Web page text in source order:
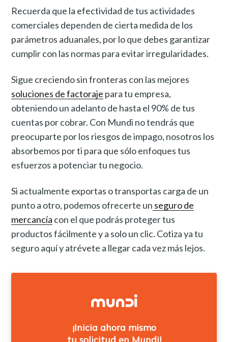
Recuerda que la efectividad de tus actividades
comerciales dependen de cierta medida de los
parámetros aduanales, por lo que debes garantizar
cumplir con las normas para evitar irregularidades.
Sigue creciendo sin fronteras con las mejores
soluciones de factoraje para tu empresa,
obteniendo un adelanto de hasta el 90% de tus
cuentas por cobrar. Con Mundi no tendrás que
preocuparte por los riesgos de impago, nosotros los
absorbemos por ti para que sólo enfoques tus
esfuerzos a potenciar tu negocio.
Si actualmente exportas o transportas carga de un
punto a otro, podemos ofrecerte un seguro de
mercancía con el que podrás proteger tus
productos fácilmente y a solo un clic. Cotiza ya tu
seguro aquí y atrévete a llegar cada vez más lejos.
¡Inicia ahora mismo